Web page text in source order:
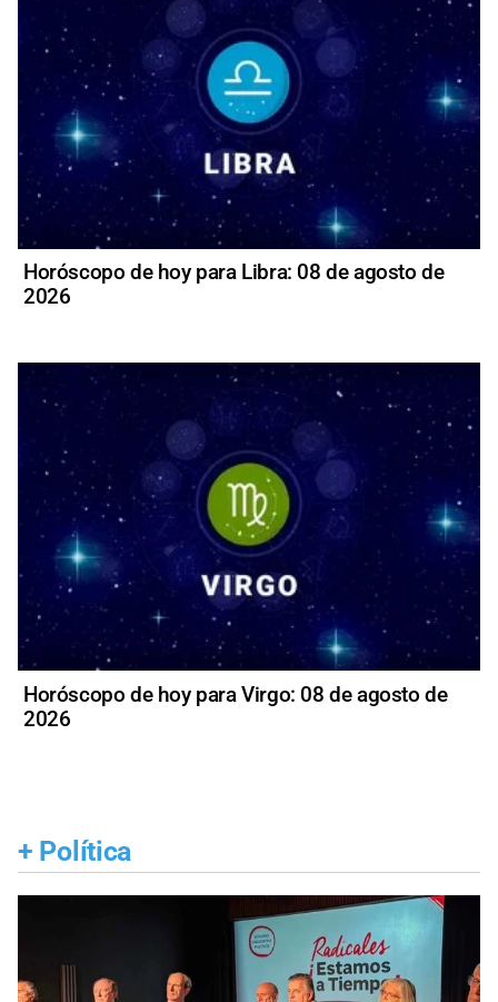
Horóscopo de hoy para Libra: 08 de agosto de
2026
Horóscopo de hoy para Virgo: 08 de agosto de
2026
+ Política